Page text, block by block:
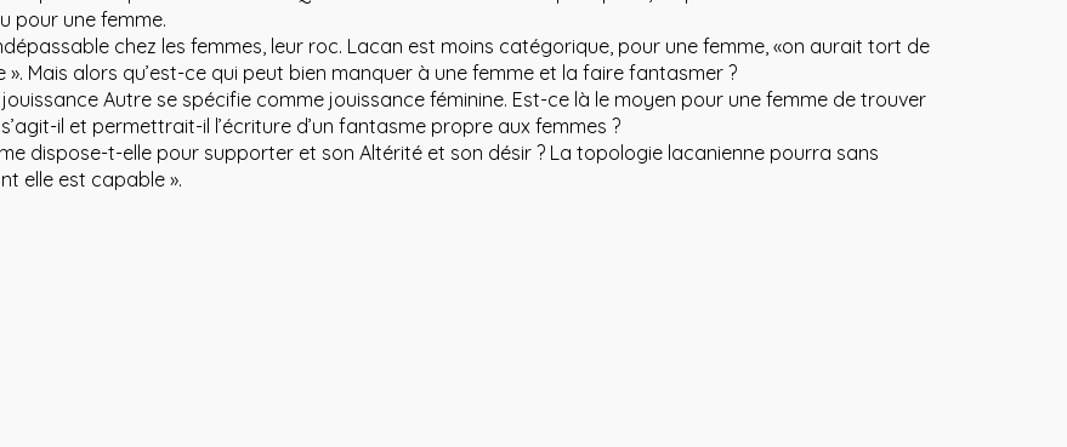
pour une femme.
chez les femmes, leur roc. Lacan est moins catégorique, pour une femme, «on aurait tort de
Mais alors qu’est-ce qui peut bien manquer à une femme et la faire fantasmer ?
Autre se spécifie comme jouissance féminine. Est-ce là le moyen pour une femme de trouver
il et permettrait-il l’écriture d’un fantasme propre aux femmes ?
dispose-t-elle pour supporter et son Altérité et son désir ? La topologie lacanienne pourra sans
elle est capable ».